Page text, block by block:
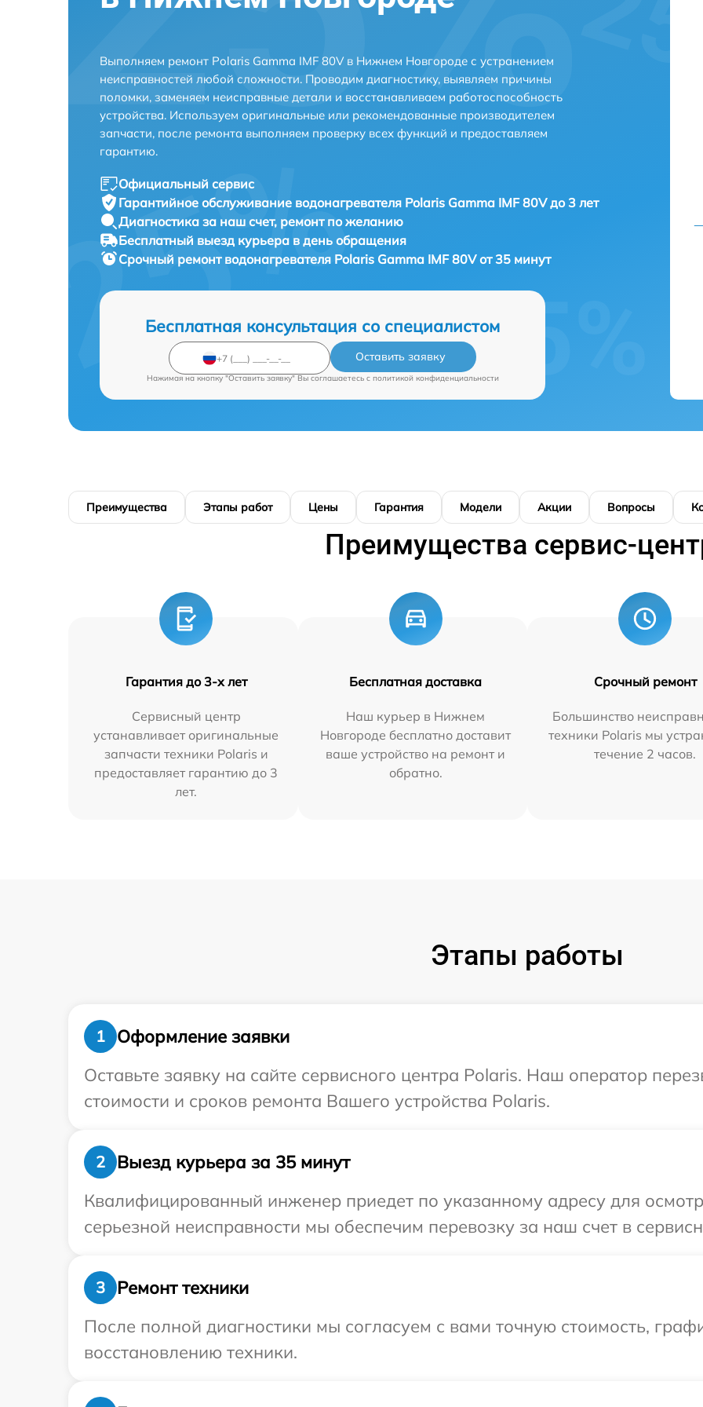
Выполняем ремонт Polaris Gamma IMF 80V в Нижнем Новгороде с устранением
неисправностей любой сложности. Проводим диагностику, выявляем причины
поломки, заменяем неисправные детали и восстанавливаем работоспособность
устройства. Используем оригинальные или рекомендованные производителем
запчасти, после ремонта выполняем проверку всех функций и предоставляем
гарантию.
Официальный сервис
Гарантийное обслуживание водонагревателя Polaris Gamma IMF 80V до 3 лет
Диагностика за наш счет, ремонт по желанию
Бесплатный выезд курьера в день обращения
Срочный ремонт водонагревателя Polaris Gamma IMF 80V от 35 минут
Бесплатная консультация со специалистом
Оставить заявку
Нажимая на кнопку "Оставить заявку" Вы соглашаетесь c политикой конфиденциальности
Преимущества Этапы работ Цены Гарантия Модели Акции Вопросы
Преимущества сервис-
Гарантия до 3-х лет
Сервисный центр
устанавливает оригинальные
запчасти техники Polaris и
предоставляет гарантию до 3
лет.
Бесплатная доставка
Наш курьер в Нижнем
Новгороде бесплатно доставит
ваше устройство на ремонт и
обратно.
Срочный ремонт
Большинство
техники Polaris мы
течение 2 часов.
Этапы работы
1
Оформление заявки
Оставьте заявку на сайте сервисного центра Polaris. Наш оператор
стоимости и сроков ремонта Вашего устройства Polaris.
2
Выезд курьера за 35 минут
Квалифицированный инженер приедет по указанному адресу для
серьезной неисправности мы обеспечим перевозку за наш счет в
3
Ремонт техники
После полной диагностики мы согласуем с вами точную стоимость,
восстановлению техники.